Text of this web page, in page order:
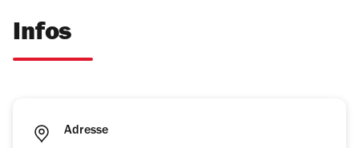
Infos
Adresse